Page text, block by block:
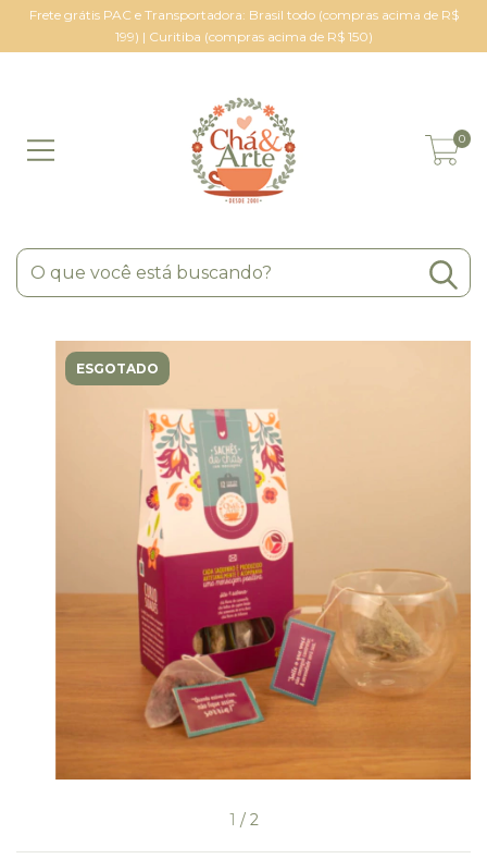
Frete grátis PAC e Transportadora: Brasil todo (compras acima de R$
199) | Curitiba (compras acima de R$ 150)
0
ESGOTADO
1 / 2